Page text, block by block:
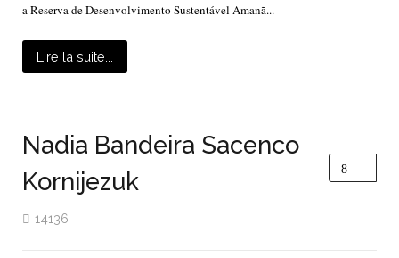
a Reserva de Desenvolvimento Sustentável Amanã...
Lire la suite...
Nadia Bandeira Sacenco
Kornijezuk
14136